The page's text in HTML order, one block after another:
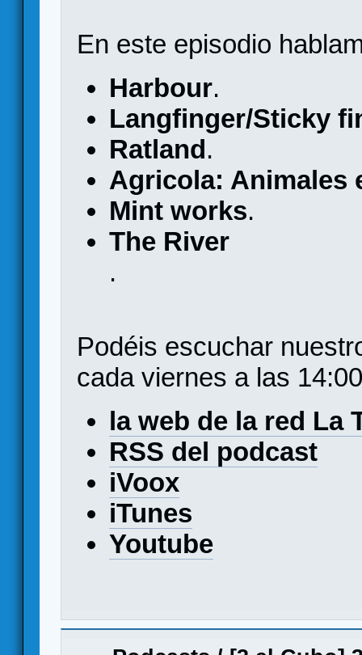
En este episodio
Harbour.
Langfinger/Sticky
Ratland.
Agricola: Animales
Mint works.
The River
.
Podéis escuchar
cada viernes a las
la web de la red La
RSS del podcast
iVoox
iTunes
Youtube